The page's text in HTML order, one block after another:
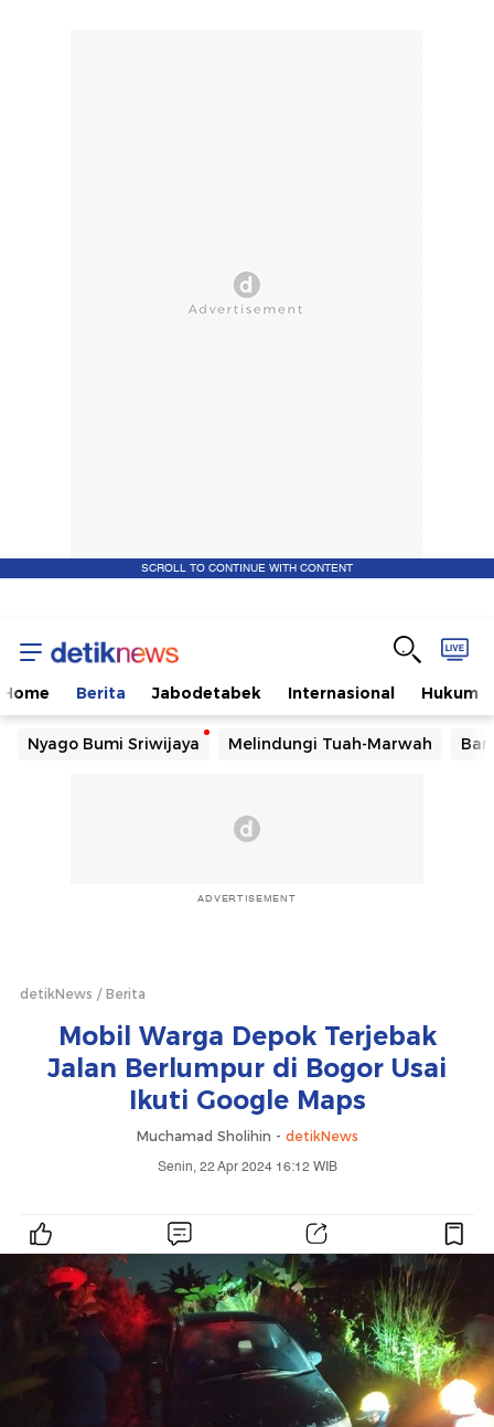
SCROLL TO CONTINUE WITH CONTENT
Home Berita Jabodetabek Internasional Hukum
Nyago Bumi Sriwijaya Melindungi Tuah-Marwah
ADVERTISEMENT
detikNews Berita
Mobil Warga Depok Terjebak
Jalan Berlumpur di Bogor Usai
Ikuti Google Maps
Muchamad Sholihin - detikNews
Senin, 22 Apr 2024 16:12 WIB